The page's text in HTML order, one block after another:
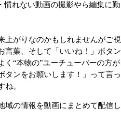
慣れない動画の撮影やら編集に勤
上がりなのかもしれませんがご視
言葉、そして「いいね！」ボタン
く“本物の”ユーチューバーの方が
タンをお願いします！」って言っ
。
域の情報を動画にまとめて配信し